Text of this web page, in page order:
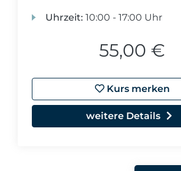
Uhrzeit: 10:00 - 17:00 Uhr
55,00 €
Kurs merken
weitere Details